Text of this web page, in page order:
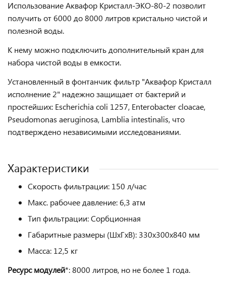
Использование Аквафор Кристалл-ЭКО-80-2 позволит
получить от 6000 до 8000 литров кристально чистой и
полезной воды.
К нему можно подключить дополнительный кран для
набора чистой воды в емкости.
Установленный в фонтанчик фильтр "Аквафор Кристалл
исполнение 2" надежно защищает от бактерий и
простейших: Escherichia coli 1257, Enterobacter cloacae,
Pseudomonas aeruginosa, Lamblia intestinalis, что
подтверждено независимыми исследованиями.
Характеристики
Скорость фильтрации: 150 л/час
Макс. рабочее давление: 6,3 атм
Тип фильтрации: Сорбционная
Габаритные размеры (ШхГхВ): 330х300х840 мм
Масса: 12,5 кг
Ресурс модулей*: 8000 литров, но не более 1 года.